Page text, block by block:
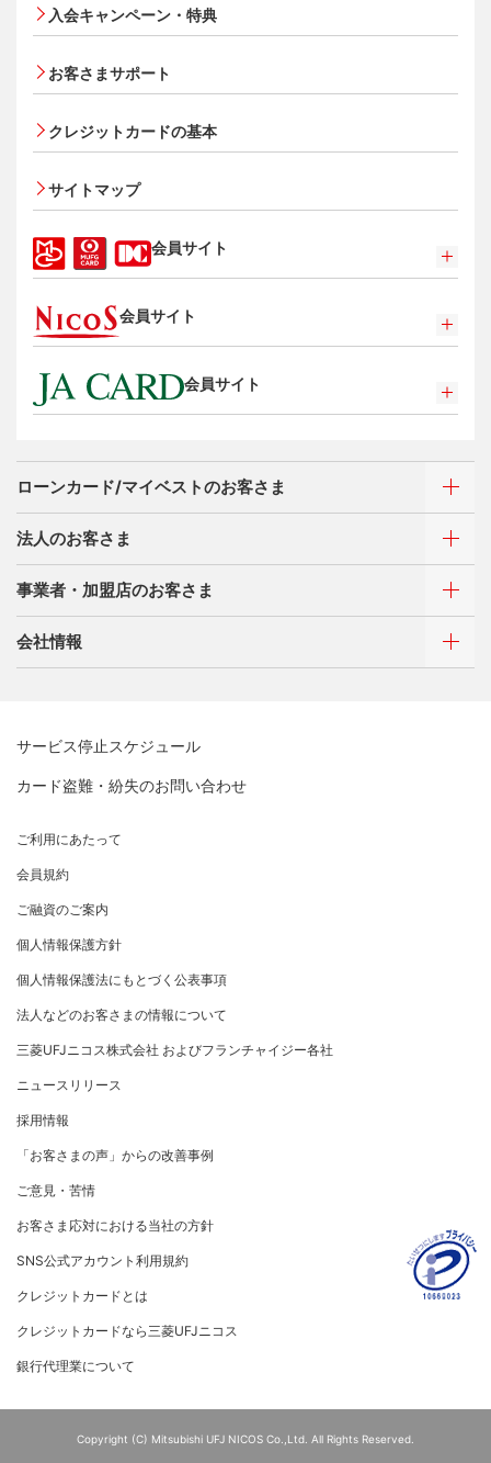
オンライン入会申し込みの流れ
追加できるカード・機能
ETCカード
エクスプレス予約サービス（プラスEX会員）
Apple Pay
タッチ決済
入会キャンペーン・特典
お客さまサポート
クレジットカードの基本
サイトマップ
会員サイト
特典・サービス
カードローン・キャッシング
サイトマップ
会員サイト
特典・サービス
キャッシング
お客さまサポート
サイトマップ
会員サイト
特典・サービス
選べるお支払方法
キャッシング
お客さまサポート
サイトマップ
ローンカード/マイベストのお客さま
ATMネットワーク
各種照会・お手続き
三菱UFJニコス ローンカード 各種規約
法人のお客さま
三菱ＵＦＪカード会員の方
NICOSカード会員の方
al Service
大規模企業のお客さまだけにご利用いただけるサービス
各種照会・お手続き
法人向けポータルサイト
事業者・加盟店のお客さま
お取り扱いいただけるカード情報とお支払い情報
新規加盟に関するお問い合わせ
加盟店契約のあるお客さま
個人情報のお取り扱いに関するお願い
[EC加盟店さまへ] 情報漏えい対策のお願い
[EC加盟店さまへ] 不正ログイン対策のお願い
[EC加盟店さまへ] EMV3Dセキュアの導入について
[対面加盟店さまへ] 不正利用対策のお願い
ご契約店舗追加のご案内
お取扱種別のご案内
「三菱UFJニコスギフトカード」お取り扱いに関するご
注意点（加盟店さま向け）
カード処理時のご注意事項
加盟店さま向けお問い合わせ
サービス・ソリューション
ト）
セキュリティサービス
よくあるご質問
事業者・加盟店のお客さま
会社情報
経営ビジョン・行動規範
ごあいさつ
会社概要
事業内容
企業姿勢・ポリシー
リスク管理
マネー・ローンダリングおよびテロ資金供与等の対策に
関する取り組み
個人情報保護方針
クレジットポリシー
金融商品販売などの勧誘方針
お客さま応対における当社の方針
サステナビリティへの取り組み
サステナビリティへの取り組み
SDGsの達成に向けて
復興支援活動
お客さまに寄り添う
従業員とともに
MUFGグループ/サステナビリティサイト
ニュースリリース
お問い合わせ
重要なお知らせ
サービス停止スケジュール
カード盗難・紛失のお問い合わせ
ご利用にあたって
会員規約
ご融資のご案内
個人情報保護方針
個人情報保護法にもとづく公表事項
法人などのお客さまの情報について
三菱UFJニコス株式会社 およびフランチャイジー各社
ニュースリリース
採用情報
「お客さまの声」からの改善事例
ご意見・苦情
お客さま応対における当社の方針
SNS公式アカウント利用規約
クレジットカードとは
クレジットカードなら三菱UFJニコス
銀行代理業について
Copyright (C) Mitsubishi UFJ NICOS Co.,Ltd. All Rights Reserved.